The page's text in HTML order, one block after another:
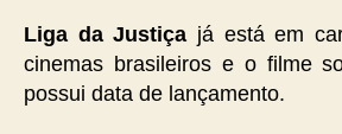
Liga da Justiça já está em
cinemas brasileiros e o filme
possui data de lançamento.